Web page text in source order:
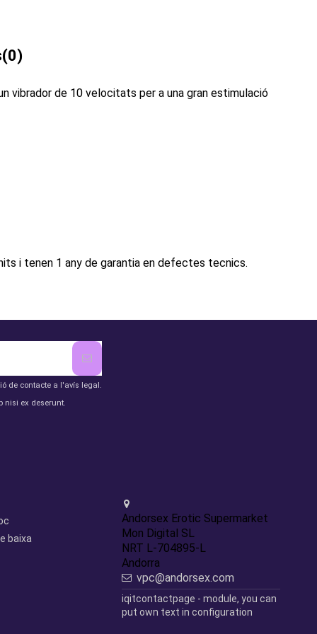
(0)
vibrador de 10 velocitats per a una gran estimulació
i tenen 1 any de garantia en defectes tecnics.
de contacte a l'avís legal.
nisi ex deserunt.
baixa
Andorsex Erotic Supermarket
Mon Digital SL
NRT L-704895-L
Andorra
vpc@andorsex.com
iqitcontactpage - module, you can
put own text in configuration